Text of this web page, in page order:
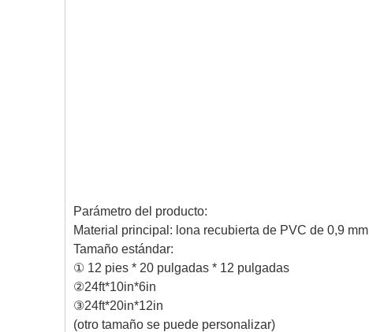
Parámetro del producto:
Material principal: lona recubierta de PVC de 0,9 mm
Tamaño estándar:
① 12 pies * 20 pulgadas * 12 pulgadas
②24ft*10in*6in
③24ft*20in*12in
(otro tamaño se puede personalizar)